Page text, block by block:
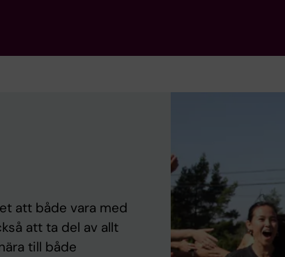
att både vara med
att ta del av allt
till både